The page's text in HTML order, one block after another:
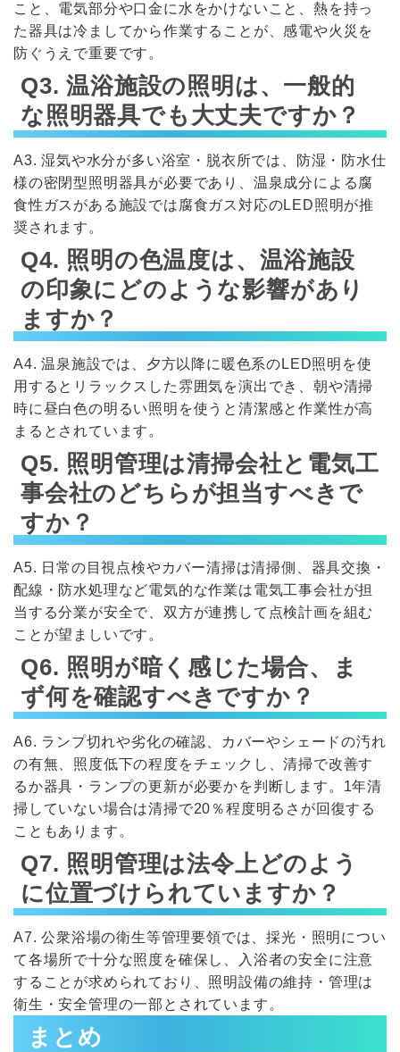
こと、電気部分や口金に水をかけないこと、熱を持っ
た器具は冷ましてから作業することが、感電や火災を
防ぐうえで重要です。
Q3. 温浴施設の照明は、一般的
な照明器具でも大丈夫ですか？
A3. 湿気や水分が多い浴室・脱衣所では、防湿・防水仕
様の密閉型照明器具が必要であり、温泉成分による腐
食性ガスがある施設では腐食ガス対応のLED照明が推
奨されます。
Q4. 照明の色温度は、温浴施設
の印象にどのような影響があり
ますか？
A4. 温泉施設では、夕方以降に暖色系のLED照明を使
用するとリラックスした雰囲気を演出でき、朝や清掃
時に昼白色の明るい照明を使うと清潔感と作業性が高
まるとされています。
Q5. 照明管理は清掃会社と電気工
事会社のどちらが担当すべきで
すか？
A5. 日常の目視点検やカバー清掃は清掃側、器具交換・
配線・防水処理など電気的な作業は電気工事会社が担
当する分業が安全で、双方が連携して点検計画を組む
ことが望ましいです。
Q6. 照明が暗く感じた場合、ま
ず何を確認すべきですか？
A6. ランプ切れや劣化の確認、カバーやシェードの汚れ
の有無、照度低下の程度をチェックし、清掃で改善す
るか器具・ランプの更新が必要かを判断します。1年清
掃していない場合は清掃で20％程度明るさが回復する
こともあります。
Q7. 照明管理は法令上どのよう
に位置づけられていますか？
A7. 公衆浴場の衛生等管理要領では、採光・照明につい
て各場所で十分な照度を確保し、入浴者の安全に注意
することが求められており、照明設備の維持・管理は
衛生・安全管理の一部とされています。
まとめ